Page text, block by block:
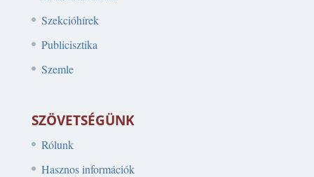
Szekcióhírek
Publicisztika
Szemle
SZÖVETSÉGÜNK
Rólunk
Hasznos információk